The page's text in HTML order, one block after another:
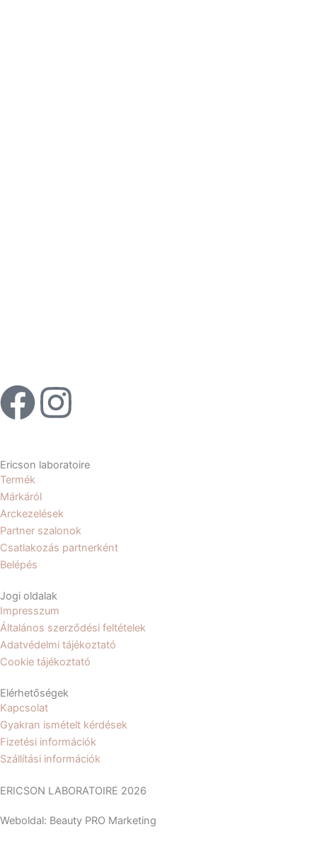
F
c
e
b
o
o
k
I
s
t
a
r
a
m
Ericson laboratoire
Termék
Márkáról
Arckezelések
Partner szalonok
Csatlakozás partnerként
Belépés
Jogi oldalak
Impresszum
Általános szerződési feltételek
Adatvédelmi tájékoztató
Cookie tájékoztató
Elérhetőségek
Kapcsolat
Gyakran ismételt kérdések
Fizetési információk
Szállítási információk
ERICSON LABORATOIRE 2026
Weboldal: Beauty PRO Marketing